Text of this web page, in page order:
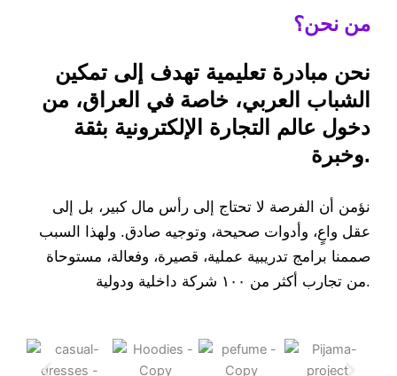
من نحن؟
نحن مبادرة تعليمية تهدف إلى تمكين
الشباب العربي، خاصة في العراق، من
دخول عالم التجارة الإلكترونية بثقة
وخبرة.
نؤمن أن الفرصة لا تحتاج إلى رأس مال كبير، بل إلى
عقل واعٍ، وأدوات صحيحة، وتوجيه صادق. ولهذا السبب
صممنا برامج تدريبية عملية، قصيرة، وفعالة، مستوحاة
من تجارب أكثر من ١٠٠ شركة داخلية ودولية.